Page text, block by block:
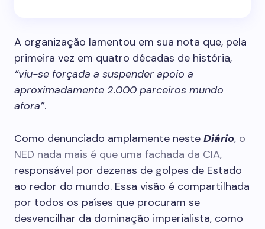
A organização lamentou em sua nota que, pela
primeira vez em quatro décadas de história,
“viu-se forçada a suspender apoio a
aproximadamente 2.000 parceiros mundo
afora”.
Como denunciado amplamente neste Diário, o
NED nada mais é que uma fachada da CIA,
responsável por dezenas de golpes de Estado
ao redor do mundo. Essa visão é compartilhada
por todos os países que procuram se
desvencilhar da dominação imperialista, como